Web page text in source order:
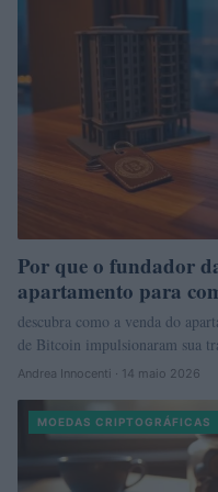
Por que o fundador
apartamento para
descubra como a venda do
de Bitcoin impulsionaram sua
Andrea Innocenti · 14 maio 2026
MOEDAS CRIPTOGRÁFICAS